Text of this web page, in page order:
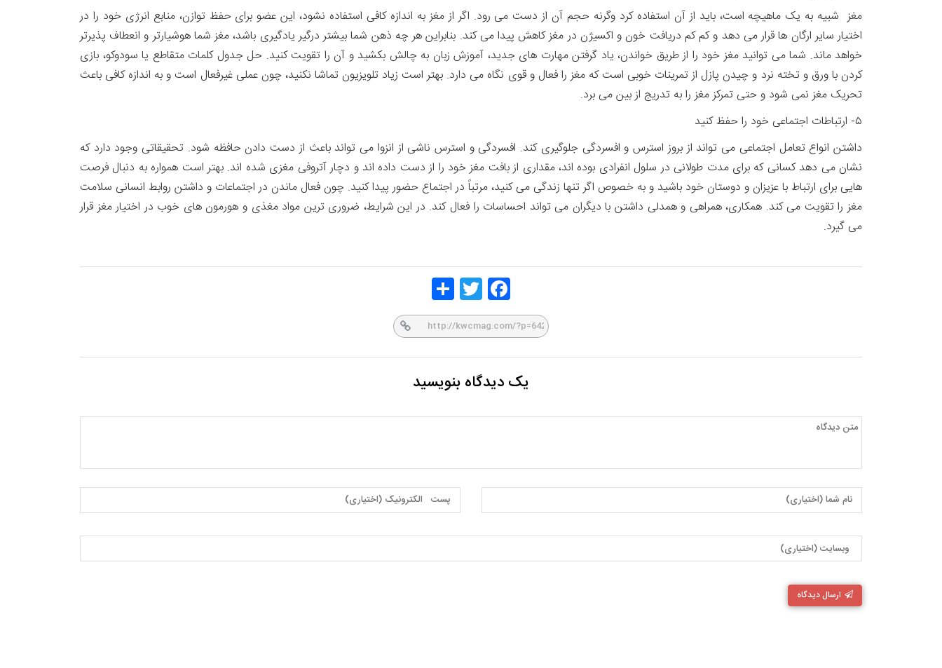
مغز شبیه به یک ماهیچه است، باید از آن استفاده کرد وگرنه حجم آن از دست می رود. اگر از مغز به اندازه کافی استفاده نشود، این عضو برای حفظ توازن، منابع انرژی خود را در
اختیار سایر ارگان ها قرار می دهد و کم کم دریافت خون و اکسیژن در مغز کاهش پیدا می کند. بنابراین هر چه ذهن شما بیشتر درگیر یادگیری باشد، مغز شما هوشیارتر و انعطاف پذیرتر
خواهد ماند. شما می توانید مغز خود را از طریق خواندن، یاد گرفتن مهارت های جدید، آموزش زبان به چالش بکشید و آن را تقویت کنید. حل جدول کلمات متقاطع یا سودوکو، بازی
کردن با ورق و تخته نرد و چیدن پازل از تمرینات خوبی است که مغز را فعال و قوی نگاه می دارد. بهتر است زیاد تلویزیون تماشا نکنید، چون عملی غیرفعال است و به اندازه کافی باعث
تحریک مغز نمی شود و حتی تمرکز مغز را به تدریج از بین می برد.
۵- ارتباطات اجتماعی خود را حفظ کنید
داشتن انواع تعامل اجتماعی می تواند از بروز استرس و افسردگی جلوگیری کند. افسردگی و استرس ناشی از انزوا می تواند باعث از دست دادن حافظه شود. تحقیقاتی وجود دارد که
نشان می دهد کسانی که برای مدت طولانی در سلول انفرادی بوده اند، مقداری از بافت مغز خود را از دست داده اند و دچار آتروفی مغزی شده اند. بهتر است همواره به دنبال فرصت
هایی برای ارتباط با عزیزان و دوستان خود باشید و به خصوص اگر تنها زندگی می کنید، مرتباً در اجتماع حضور پیدا کنید. چون فعال ماندن در اجتماعات و داشتن روابط انسانی سلامت
مغز را تقویت می کند. همکاری، همراهی و همدلی داشتن با دیگران می تواند احساسات را فعال کند. در این شرایط، ضروری ترین مواد مغذی و هورمون های خوب در اختیار مغز قرار
می گیرد.
Face
Twitt
یک دیدگاه بنویسید
ارسال دیدگاه